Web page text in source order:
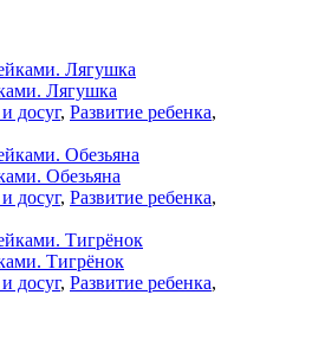
Лягушка
досуг, Развитие ребенка,
Обезьяна
досуг, Развитие ребенка,
Тигрёнок
досуг, Развитие ребенка,